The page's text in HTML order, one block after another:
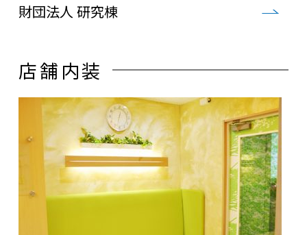
財団法人 研究棟
店舗内装